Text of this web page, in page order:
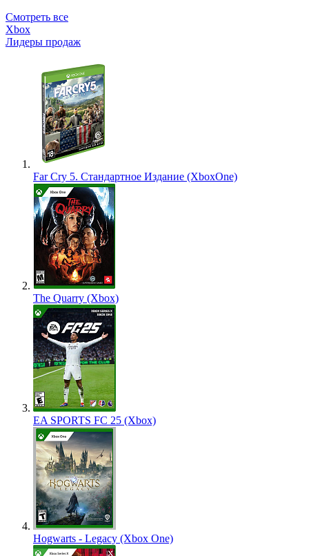
Смотреть все
Xbox
Лидеры продаж
Far Cry 5. Стандартное Издание (XboxOne)
The Quarry (Xbox)
EA SPORTS FC 25 (Xbox)
Hogwarts - Legacy (Xbox One)